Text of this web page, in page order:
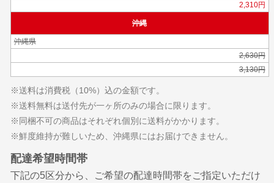
2,310円
沖縄
沖縄県
2,630円
3,130円
※送料は消費税（10%）込の金額です。
※送料無料は送付先が一ヶ所のみの場合に限ります。
※同梱不可の商品はそれぞれ個別に送料がかかります。
※鮮度維持が難しいため、沖縄県にはお届けできません。
配達希望時間帯
下記の5区分から、ご希望の配達時間帯をご指定いただけ